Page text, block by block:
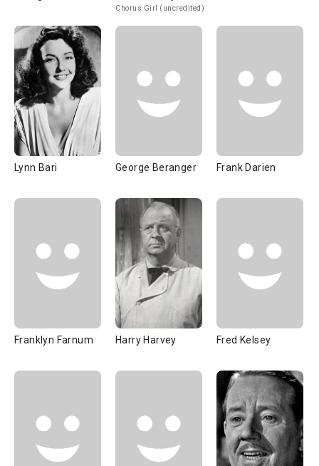
Chorus Girl (uncredited)
Lynn Bari George Beranger Frank Darien
Franklyn Farnum Harry Harvey Fred Kelsey